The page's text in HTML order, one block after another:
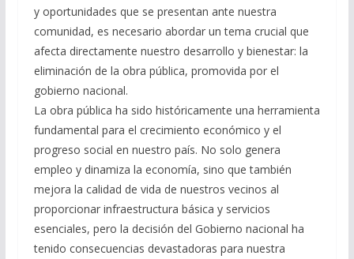
y oportunidades que se presentan ante nuestra
comunidad, es necesario abordar un tema crucial que
afecta directamente nuestro desarrollo y bienestar: la
eliminación de la obra pública, promovida por el
gobierno nacional.
La obra pública ha sido históricamente una herramienta
fundamental para el crecimiento económico y el
progreso social en nuestro país. No solo genera
empleo y dinamiza la economía, sino que también
mejora la calidad de vida de nuestros vecinos al
proporcionar infraestructura básica y servicios
esenciales, pero la decisión del Gobierno nacional ha
tenido consecuencias devastadoras para nuestra